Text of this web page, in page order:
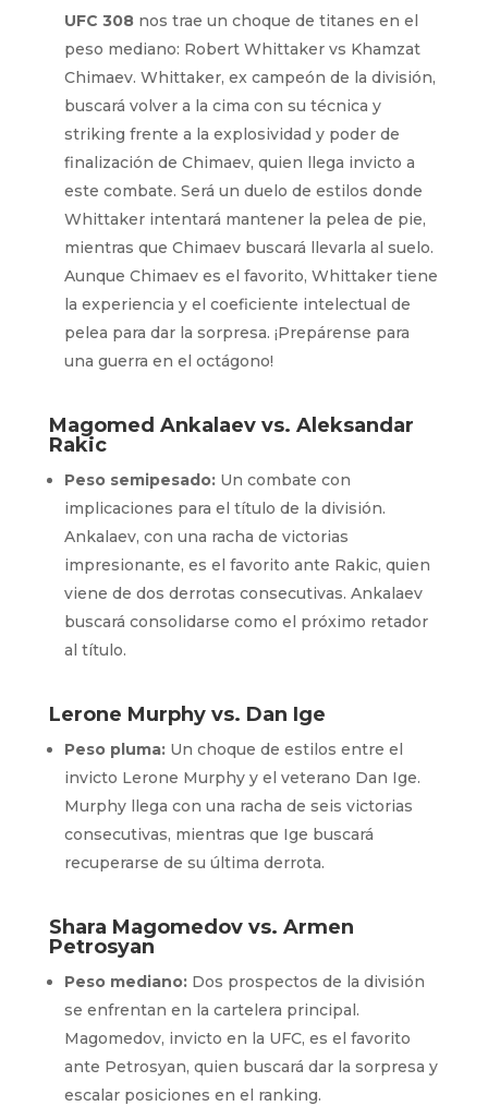
UFC 308nos trae un choque de titanes en el
peso mediano: Robert Whittaker vs Khamzat
Chimaev. Whittaker, ex campeón de la división,
buscará volver a la cima con su técnica y
striking frente a la explosividad y poder de
finalización de Chimaev, quien llega invicto a
este combate. Será un duelo de estilos donde
Whittaker intentará mantener la pelea de pie,
mientras que Chimaev buscará llevarla al suelo.
Aunque Chimaev es el favorito, Whittaker tiene
la experiencia y el coeficiente intelectual de
pelea para dar la sorpresa. ¡Prepárense para
una guerra en el octágono!
Magomed Ankalaev vs. Aleksandar
Rakic
Peso semipesado:Un combate con
implicaciones para el título de la división.
Ankalaev, con una racha de victorias
impresionante, es el favorito ante Rakic, quien
viene de dos derrotas consecutivas. Ankalaev
buscará consolidarse como el próximo retador
al título.
Lerone Murphy vs. Dan Ige
Peso pluma:Un choque de estilos entre el
invicto Lerone Murphy y el veterano Dan Ige.
Murphy llega con una racha de seis victorias
consecutivas, mientras que Ige buscará
recuperarse de su última derrota.
Shara Magomedov vs. Armen
Petrosyan
Peso mediano:Dos prospectos de la división
se enfrentan en la cartelera principal.
Magomedov, invicto en la UFC, es el favorito
ante Petrosyan, quien buscará dar la sorpresa y
escalar posiciones en el ranking.